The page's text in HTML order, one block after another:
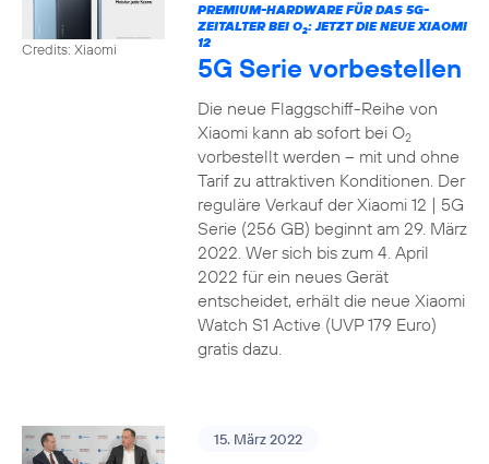
Credits: Xiaomi
PREMIUM-HARDWARE FÜR DAS 5G-
ZEITALTER BEI O2: JETZT DIE NEUE XIAOMI
12
5G Serie vorbestellen
Die neue Flaggschiff-Reihe von
Xiaomi kann ab sofort bei O2
vorbestellt werden – mit und ohne
Tarif zu attraktiven Konditionen. Der
reguläre Verkauf der Xiaomi 12 | 5G
Serie (256 GB) beginnt am 29. März
2022. Wer sich bis zum 4. April
2022 für ein neues Gerät
entscheidet, erhält die neue Xiaomi
Watch S1 Active (UVP 179 Euro)
gratis dazu.
15. März 2022